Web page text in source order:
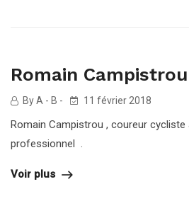
Romain Campistrou
By A - B - 11 février 2018
Romain Campistrou , coureur
professionnel .
Voir plus